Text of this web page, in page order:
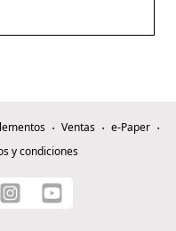
Ventas
e-Paper
y condiciones